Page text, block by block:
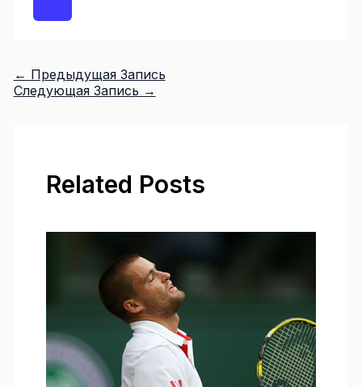
← Предыдущая Запись
Следующая Запись →
Related Posts